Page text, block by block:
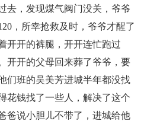
去，发现煤气阀门没关，爷爷
，所幸抢救及时，爷爷才醒了
开开的裤腿，开开连忙跑过
开开的父母回来葬了爷爷，要
们班的吴美芳进城半年都没找
花钱找了一些人，解决了这个
爸说小胆儿不带了，进城给他